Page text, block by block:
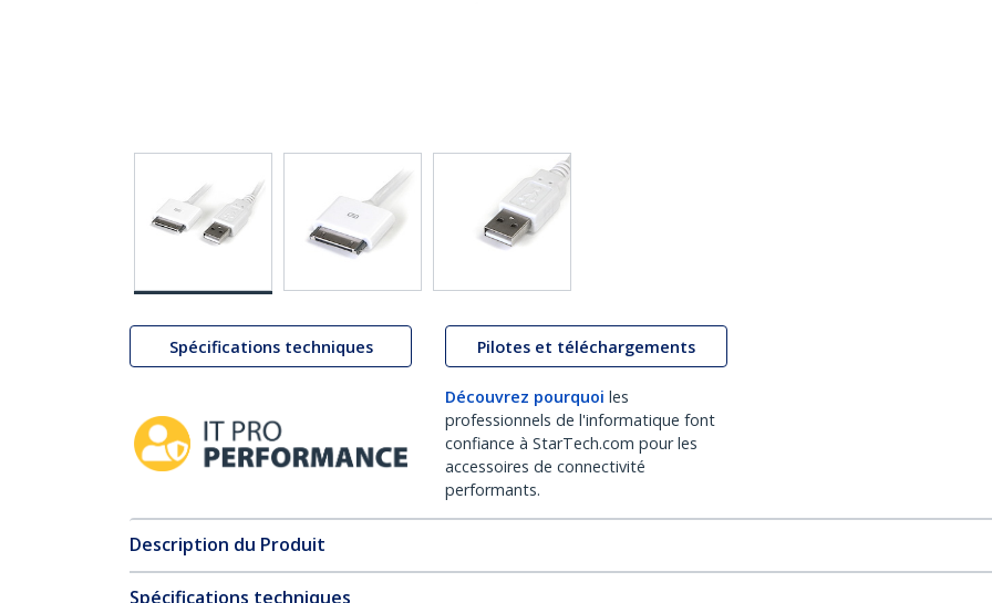
Spécifications techniques Pilotes et téléchargements
Découvrez pourquoi les
professionnels de l'informatique font
confiance à StarTech.com pour les
accessoires de connectivité
performants.
Description du Produit
Spécifications techniques